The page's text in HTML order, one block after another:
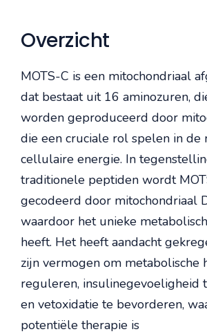
Overzicht
MOTS-C is een mitochondriaal
dat bestaat uit 16 aminozuren,
worden geproduceerd door
die een cruciale rol spelen in de
cellulaire energie. In
traditionele peptiden wordt
gecodeerd door mitochondriaal
waardoor het unieke
heeft. Het heeft aandacht
zijn vermogen om metabolische
reguleren, insulinegevoeligheid
en vetoxidatie te bevorderen,
potentiële therapie is